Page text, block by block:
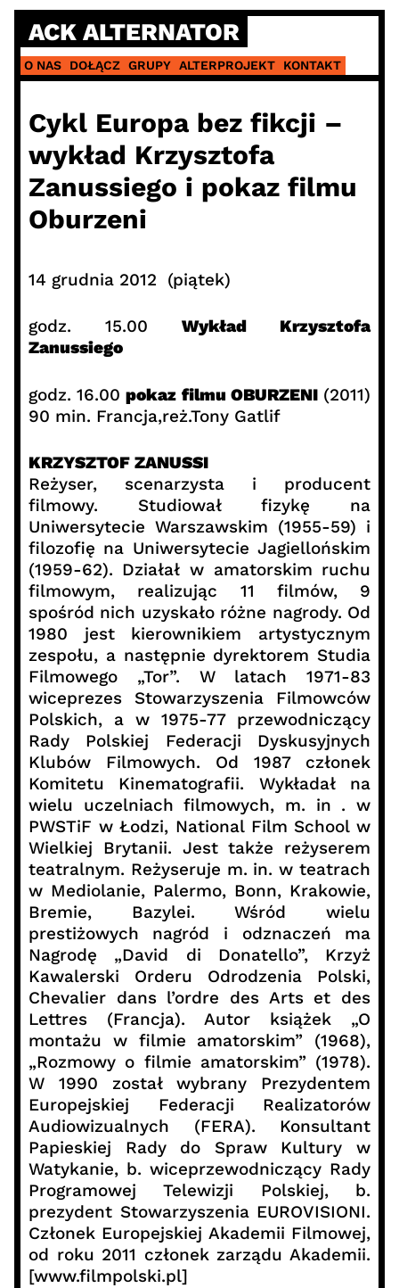
Skip
content
ACK ALTERNATOR
O NAS DOŁĄCZ GRUPY ALTERPROJEKT KONTAKT
Cykl Europa bez fikcji –
wykład Krzysztofa
Zanussiego i pokaz filmu
Oburzeni
14 grudnia 2012 (piątek)
godz. 15.00Wykład Krzysztofa
Zanussiego
godz. 16.00pokaz filmu OBURZENI(2011)
90 min. Francja,reż.Tony Gatlif
KRZYSZTOF ZANUSSI
Reżyser, scenarzysta i producent
filmowy. Studiował fizykę na
Uniwersytecie Warszawskim (1955-59) i
filozofię na Uniwersytecie Jagiellońskim
(1959-62). Działał w amatorskim ruchu
filmowym, realizując 11 filmów, 9
spośród nich uzyskało różne nagrody. Od
1980 jest kierownikiem artystycznym
zespołu, a następnie dyrektorem Studia
Filmowego „Tor”. W latach 1971-83
wiceprezes Stowarzyszenia Filmowców
Polskich, a w 1975-77 przewodniczący
Rady Polskiej Federacji Dyskusyjnych
Klubów Filmowych. Od 1987 członek
Komitetu Kinematografii. Wykładał na
wielu uczelniach filmowych, m. in . w
PWSTiF w Łodzi, National Film School w
Wielkiej Brytanii. Jest także reżyserem
teatralnym. Reżyseruje m. in. w teatrach
w Mediolanie, Palermo, Bonn, Krakowie,
Bremie, Bazylei. Wśród wielu
prestiżowych nagród i odznaczeń ma
Nagrodę „David di Donatello”, Krzyż
Kawalerski Orderu Odrodzenia Polski,
Chevalier dans l’ordre des Arts et des
Lettres (Francja). Autor książek „O
montażu w filmie amatorskim” (1968),
„Rozmowy o filmie amatorskim” (1978).
W 1990 został wybrany Prezydentem
Europejskiej Federacji Realizatorów
Audiowizualnych (FERA). Konsultant
Papieskiej Rady do Spraw Kultury w
Watykanie, b. wiceprzewodniczący Rady
Programowej Telewizji Polskiej, b.
prezydent Stowarzyszenia EUROVISIONI.
Członek Europejskiej Akademii Filmowej,
od roku 2011 członek zarządu Akademii.
[www.filmpolski.pl]